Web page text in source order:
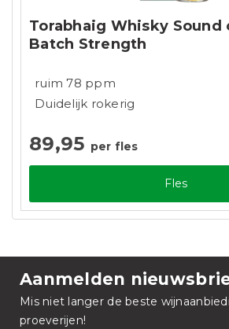
Torabhaig Whisky Sound
Batch Strength
ruim 78 ppm
Duidelijk rokerig
89,95 per fles
Fles
Aanmelden
Mis niet langer de beste
proeverijen!